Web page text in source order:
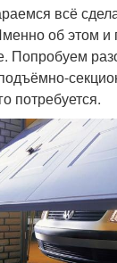
всё
об этом и
Попробуем
потребуется.